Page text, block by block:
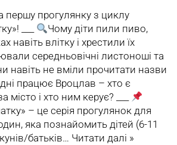
прогулянку з циклу
___
Чому діти пили пиво,
навіть влітку і хрестили їх
середньовічні листоноші та
навіть не вміли прочитати назви
працює Вроцлав – хто є
місто і хто ним керує? ___
– це серія прогулянок для
яка познайомить дітей (6-11
батьків… Читати далі »